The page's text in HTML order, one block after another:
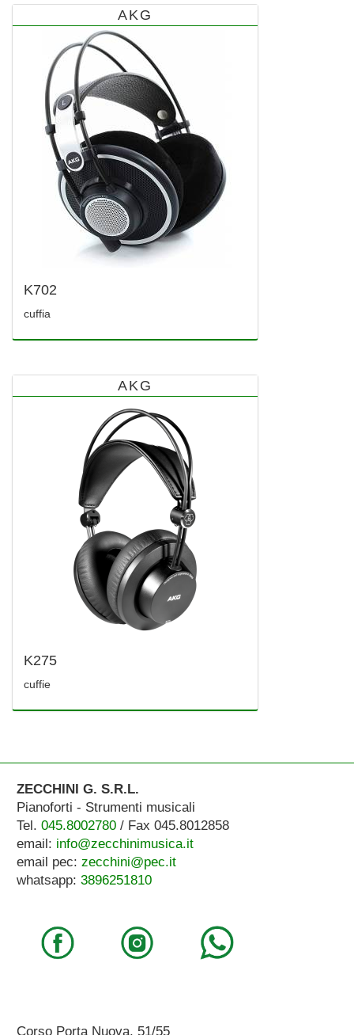
AKG
K702
cuffia
AKG
K275
cuffie
ZECCHINI G. S.R.L.
Pianoforti - Strumenti musicali
Tel. 045.8002780/ Fax 045.8012858
email: info@zecchinimusica.it
email pec: zecchini@pec.it
whatsapp: 3896251810
Corso Porta Nuova, 51/55